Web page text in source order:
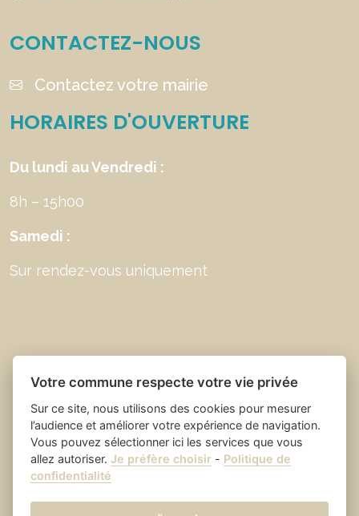
CONTACTEZ-NOUS
Contactez votre mairie
HORAIRES D'OUVERTURE
Du lundi au Vendredi :
8h – 15h00
Samedi :
Sur rendez-vous uniquement
Place du village la solution web
et appli des collectivités
- Saint Laurent
Mentions légales-- Gestion des cookies
Votre commune respecte votre vie privée
Sur ce site, nous utilisons des cookies pour mesurer
l’audience et améliorer votre expérience de navigation.
Vous pouvez sélectionner ici les services que vous
allez autoriser.Je préfère choisir - Politique de
confidentialité